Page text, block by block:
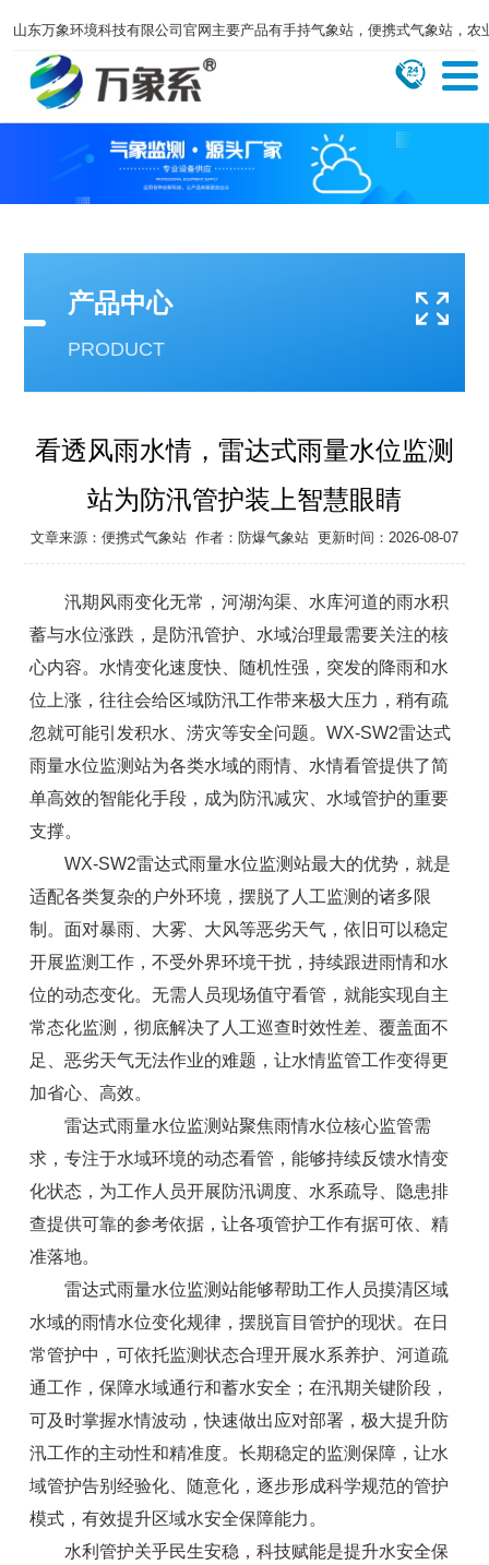
山东万象环境科技有限公司官网主要产品有手持气象站，便携式气象站，
产品中心
PRODUCT
看透风雨水情，雷达式雨量水位监测
站为防汛管护装上智慧眼睛
文章来源： 便携式气象站 作者： 防爆气象站 更新时间：2026-08-07
汛期风雨变化无常，河湖沟渠、水库河道的雨水积
蓄与水位涨跌，是防汛管护、水域治理最需要关注的核
心内容。水情变化速度快、随机性强，突发的降雨和水
位上涨，往往会给区域防汛工作带来极大压力，稍有疏
忽就可能引发积水、涝灾等安全问题。WX-SW2雷达式
雨量水位监测站为各类水域的雨情、水情看管提供了简
单高效的智能化手段，成为防汛减灾、水域管护的重要
支撑。
WX-SW2雷达式雨量水位监测站最大的优势，就是
适配各类复杂的户外环境，摆脱了人工监测的诸多限
制。面对暴雨、大雾、大风等恶劣天气，依旧可以稳定
开展监测工作，不受外界环境干扰，持续跟进雨情和水
位的动态变化。无需人员现场值守看管，就能实现自主
常态化监测，彻底解决了人工巡查时效性差、覆盖面不
足、恶劣天气无法作业的难题，让水情监管工作变得更
加省心、高效。
雷达式雨量水位监测站聚焦雨情水位核心监管需
求，专注于水域环境的动态看管，能够持续反馈水情变
化状态，为工作人员开展防汛调度、水系疏导、隐患排
查提供可靠的参考依据，让各项管护工作有据可依、精
准落地。
雷达式雨量水位监测站能够帮助工作人员摸清区域
水域的雨情水位变化规律，摆脱盲目管护的现状。在日
常管护中，可依托监测状态合理开展水系养护、河道疏
通工作，保障水域通行和蓄水安全；在汛期关键阶段，
可及时掌握水情波动，快速做出应对部署，极大提升防
汛工作的主动性和精准度。长期稳定的监测保障，让水
域管护告别经验化、随意化，逐步形成科学规范的管护
模式，有效提升区域水安全保障能力。
水利管护关乎民生安稳，科技赋能是提升水安全保